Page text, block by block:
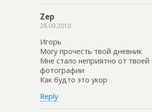
Zep
28.09.2010
Игорь
Могу прочесть твой дневник
Мне стало неприятно от твоей
фотографии
Как будто это укор
Reply